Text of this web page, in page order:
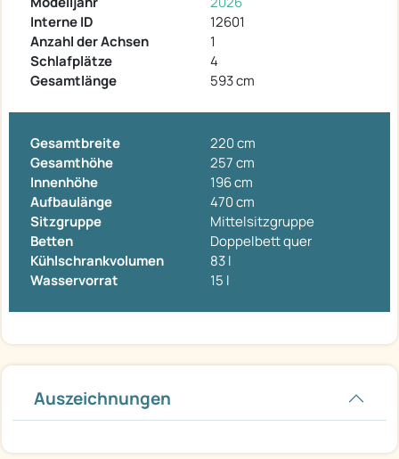
Interne ID
12601
Anzahl der Achsen
1
Schlafplätze
4
Gesamtlänge
593 cm
Gesamtbreite
220 cm
Gesamthöhe
257 cm
Innenhöhe
196 cm
Aufbaulänge
470 cm
Sitzgruppe
Mittelsitzgruppe
Betten
Doppelbett quer
Kühlschrankvolumen
83 l
Wasservorrat
15 l
Auszeichnungen